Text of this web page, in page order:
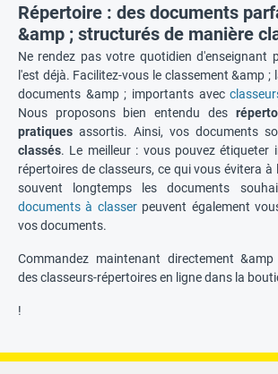
Répertoire : des documents
&amp ; structurés de manière
Ne rendez pas votre quotidien d'enseignant
l'est déjà. Facilitez-vous le classement &amp
documents &amp ; importants avec
Nous proposons bien entendu des
pratiques assortis. Ainsi, vos documents
classés. Le meilleur : vous pouvez étiqueter
répertoires de classeurs, ce qui vous évitera à
souvent longtemps les documents
documents à classerpeuvent également
vos documents.
Commandez maintenant directement
des classeurs-répertoires en ligne dans la
!